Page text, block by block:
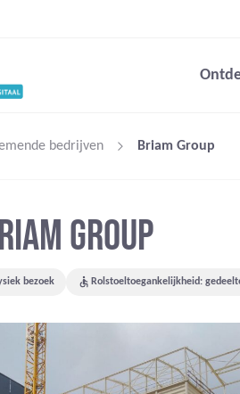
bedrijven Briam Group
GROUP
bezoek Rolstoeltoegankelijkheid: